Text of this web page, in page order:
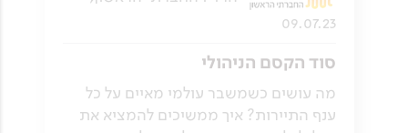
09.07.23
סוד הקסם הניהולי
מה עושים כשמשבר עולמי מאיים על כל
ענף התיירות? איך ממשיכים להמציא את